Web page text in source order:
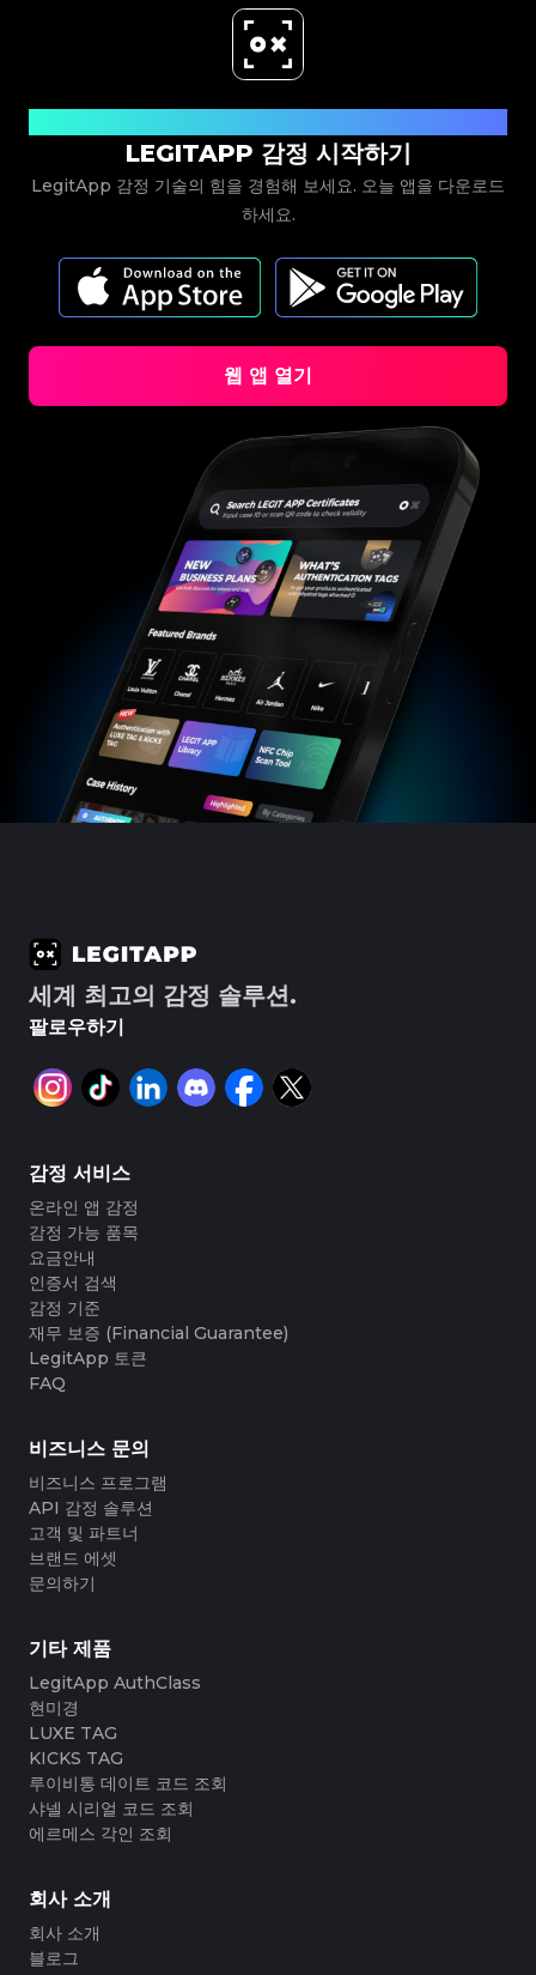
LEGITAPP 감정 시작하기
LegitApp 감정 기술의 힘을 경험해 보세요. 오늘 앱을 다운로드
하세요.
웹 앱 열기
세계 최고의 감정 솔루션.
팔로우하기
감정 서비스
온라인 앱 감정
감정 가능 품목
요금안내
인증서 검색
감정 기준
재무 보증 (Financial Guarantee)
LegitApp 토큰
FAQ
비즈니스 문의
비즈니스 프로그램
API 감정 솔루션
고객 및 파트너
브랜드 에셋
문의하기
기타 제품
LegitApp AuthClass
현미경
LUXE TAG
KICKS TAG
루이비통 데이트 코드 조회
샤넬 시리얼 코드 조회
에르메스 각인 조회
회사 소개
회사 소개
블로그